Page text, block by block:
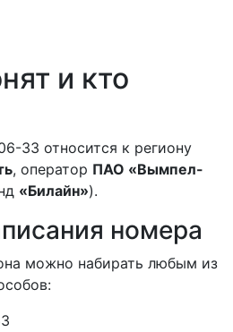
и кто
33 относится к региону
, оператор ПАО «Вымпел-
«Билайн»).
номера
можно набирать любым из